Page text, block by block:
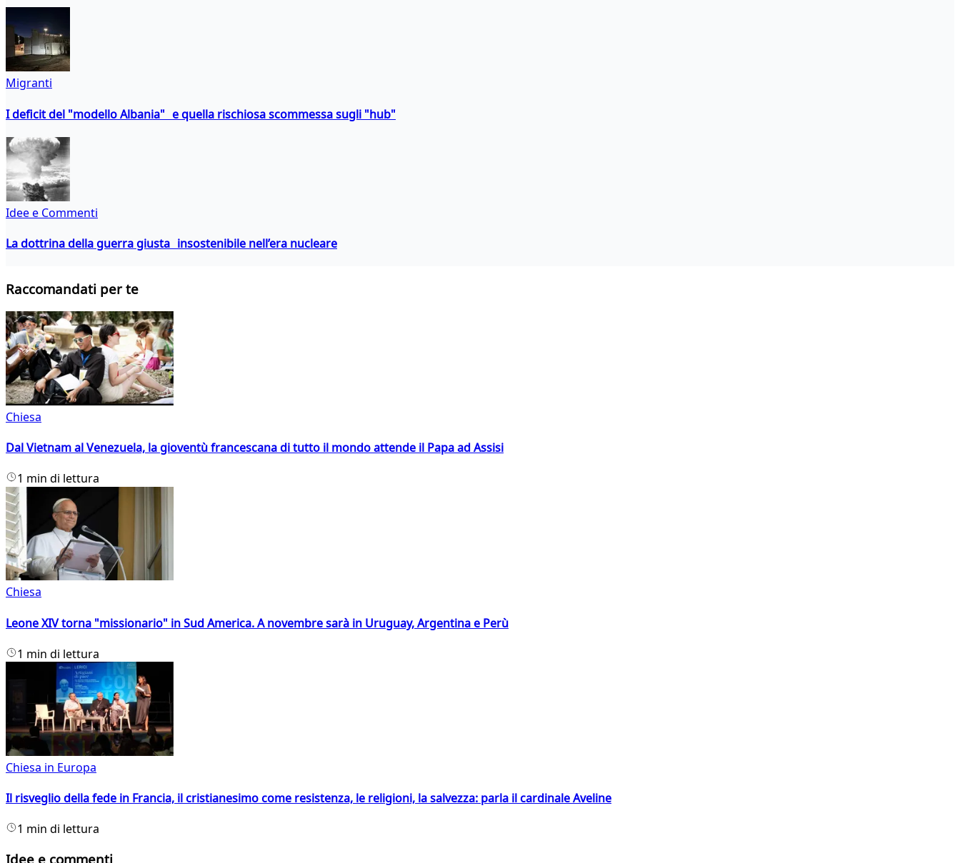
Migranti
I deficit del "modello Albania" e quella rischiosa scommessa sugli "hub"
Idee e Commenti
La dottrina della guerra giusta insostenibile nell’era nucleare
Raccomandati per te
Chiesa
Dal Vietnam al Venezuela, la gioventù francescana di tutto il mondo attende il Papa ad Assisi
1 min di lettura
Chiesa
Leone XIV torna "missionario" in Sud America. A novembre sarà in Uruguay, Argentina e Perù
1 min di lettura
Chiesa in Europa
Il risveglio della fede in Francia, il cristianesimo come resistenza, le religioni, la salvezza: parla il cardinale Aveline
1 min di lettura
Idee e commenti